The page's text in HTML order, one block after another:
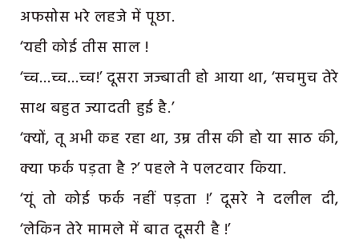
अफसोस भरे लहजे में पूछा.
‘यही कोई तीस साल !
‘च्च…च्च…च्च!’ दूसरा जज्बाती हो आया था, ‘सचमुच तेरे
साथ बहुत ज्यादती हुई है.’
‘क्यों, तू अभी कह रहा था, उम्र तीस की हो या साठ की,
क्या फर्क पड़ता है ?’ पहले ने पलटवार किया.
‘यूं तो कोई फर्क नहीं पड़ता !’ दूसरे ने दलील दी,
‘लेकिन तेरे मामले में बात दूसरी है !’